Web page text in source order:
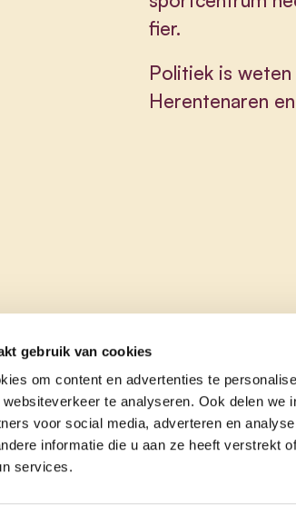
gebruik van cookies
om content en advertenties te
te analyseren. Ook delen we
voor social media, adverteren en
informatie die u aan ze heeft verstrekt
services.
fier.
Politiek is
Herentenaren
mee contact